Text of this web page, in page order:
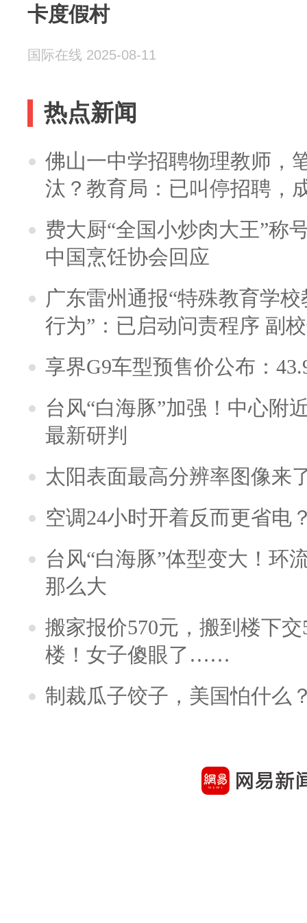
卡度假村
国际在线 2025-08-11
热点新闻
佛山一中学招聘物理教师，
汰？教育局：已叫停招聘，
费大厨“全国小炒肉大王”称
中国烹饪协会回应
广东雷州通报“特殊教育学
行为”：已启动问责程序 副
享界G9车型预售价公布：
台风“白海豚”加强！中心附
最新研判
太阳表面最高分辨率图像来
空调24小时开着反而更省电
台风“白海豚”体型变大！环
那么大
搬家报价570元，搬到楼下
楼！女子傻眼了……
制裁瓜子饺子，美国怕什么